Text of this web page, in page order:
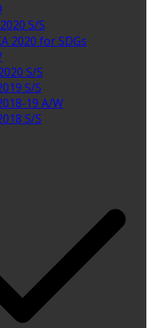
S/S
2020 for SDGs
S/S
S/S
19 A/W
S/S